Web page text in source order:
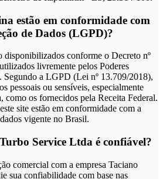
estão em conformidade com
de Dados (LGPD)?
disponibilizados conforme o Decreto nº
livremente pelos Poderes
Segundo a LGPD (Lei nº 13.709/2018),
pessoais ou sensíveis, especialmente
como os fornecidos pela Receita Federal.
site estão em conformidade com a
vigente no Brasil.
Service Ltda é confiável?
comercial com a empresa Taciano
sua confiabilidade com base nas